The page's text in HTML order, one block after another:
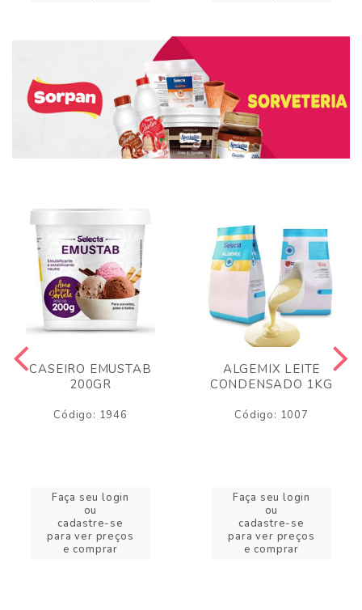
CASEIRO EMUSTAB
200GR
Código: 1946
Faça seu login
ou
cadastre-se
para ver preços
e comprar
ALGEMIX LEITE
CONDENSADO 1KG
Código: 1007
Faça seu login
ou
cadastre-se
para ver preços
e comprar